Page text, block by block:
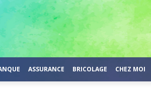
ASSURANCE BRICOLAGE CHEZ MOI